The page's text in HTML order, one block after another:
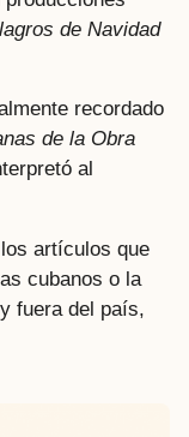
de Navidad
recordado
de la Obra
al
artículos que
cubanos o la
fuera del país,